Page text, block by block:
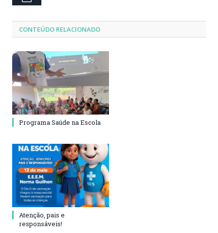
CONTEÚDO RELACIONADO
Programa Saúde na Escola
Atenção, pais e
responsáveis!